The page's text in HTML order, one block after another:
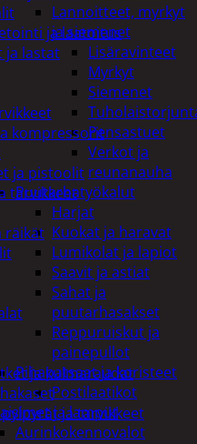
Lannoitteet, myrkyt
ja siemenet
Lisäravinteet
Myrkyt
Siemenet
Pensastuet
Verkot ja
reunanauha
Puutarhatyökalut
Harjat
Kuokat ja haravat
Lumikolat ja lapiot
Saavit ja astiat
Sahat ja
puutarhasakset
Reppuruiskut ja
painepullot
Pihapatsaat ja koristeet
Postilaatikot
ja lamput
Aurinkokennovalot
ja laatoitus
ja lastat
kompressorit
ja pistoolit
tarvikkeet
räikät
ja kulmaraudat
pylpyrät ja tarvikkeet